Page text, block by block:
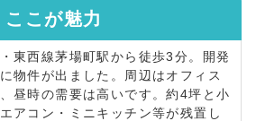
ここが魅力
東西線茅場町駅から徒歩3分。開発
物件が出ました。周辺はオフィス
昼時の需要は高いです。約4坪と小
アコン・ミニキッチン等が残置し